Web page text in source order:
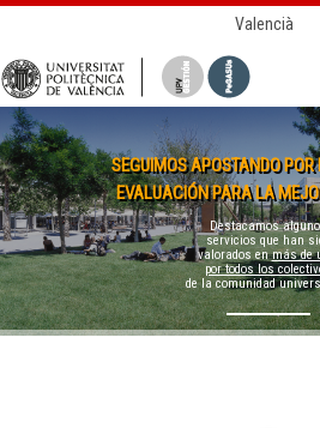
Valencià
SEGUIMOS APOSTANDO POR
EVALUACIÓN PARA LA
Destacamos
servicios que han
valorados enmás de
por todos los
de la comunidad